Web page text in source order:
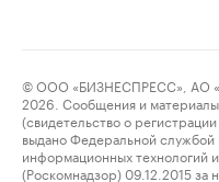
© ООО «БИЗНЕСПРЕСС», АО
2026. Сообщения и материалы
(свидетельство о
выдано Федеральной службой
информационных технологий
(Роскомнадзор) 09.12.2015